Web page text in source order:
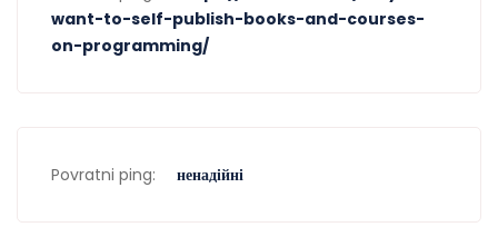
want-to-self-publish-books-and-courses-
on-programming/
Povratni ping: ненадійні